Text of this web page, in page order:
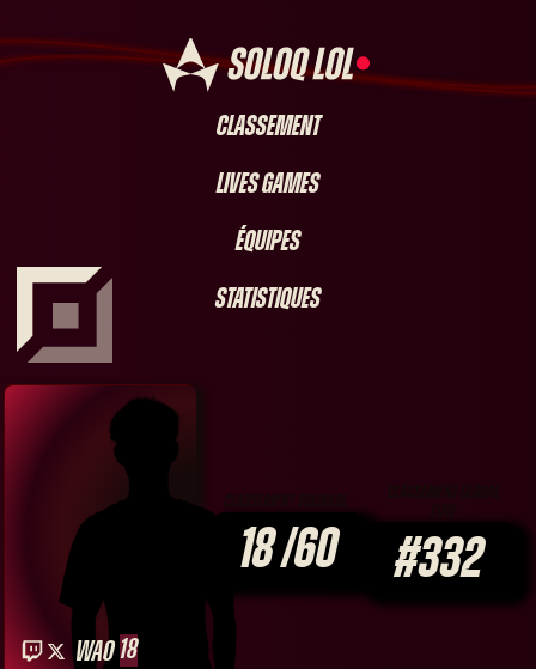
Classement
Lives games
Équipes
Statistiques
Wao 18
18/60 #332